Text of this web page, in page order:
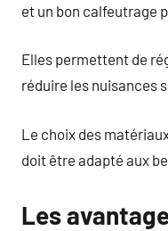
et un bon calfeutrage
Elles permettent de
réduire les nuisances
Le choix des
doit être adapté aux
Les